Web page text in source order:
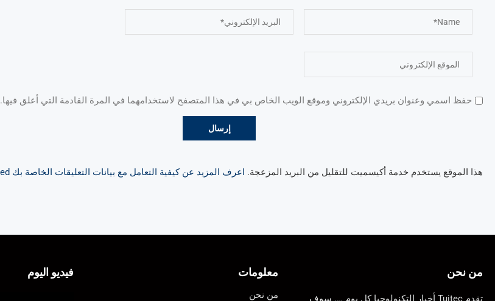
حفظ اسمي وعنوان بريدي الإلكتروني وموقع الويب الخاص بي في هذا المتصفح لاستخدامهما في المرة القادمة التي أعلق فيها.
هذا الموقع يستخدم خدمة أكيسميت للتقليل من البريد المزعجة. اعرف المزيد عن كيفية التعامل مع بيانات التعليقات الخاصة بك processed
من نحن
تقدم Tuitec أخبار التكنولوجيا كل يوم …. سوف
معلومات
من نحن
فيديو اليوم